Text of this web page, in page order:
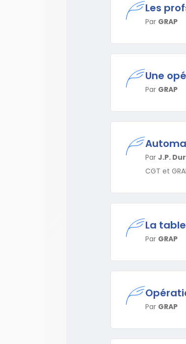
Les
Par GRAP
Une
Par GRAP
Par J.P.
CGT et
La
Par GRAP
Par GRAP